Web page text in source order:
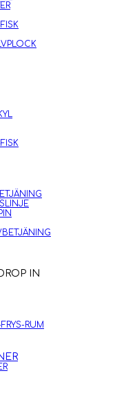
IN
RUM